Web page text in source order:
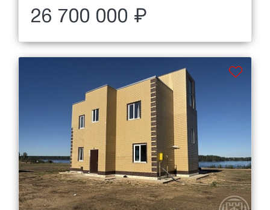
26 700 000 ₽